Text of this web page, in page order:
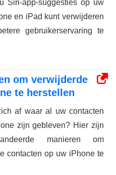
Siri-app-suggesties op uw
en iPad kunt verwijderen
gebruikerservaring te
om verwijderde
te herstellen
af waar al uw contacten
zijn gebleven? Hier zijn
manieren om
contacten op uw iPhone te